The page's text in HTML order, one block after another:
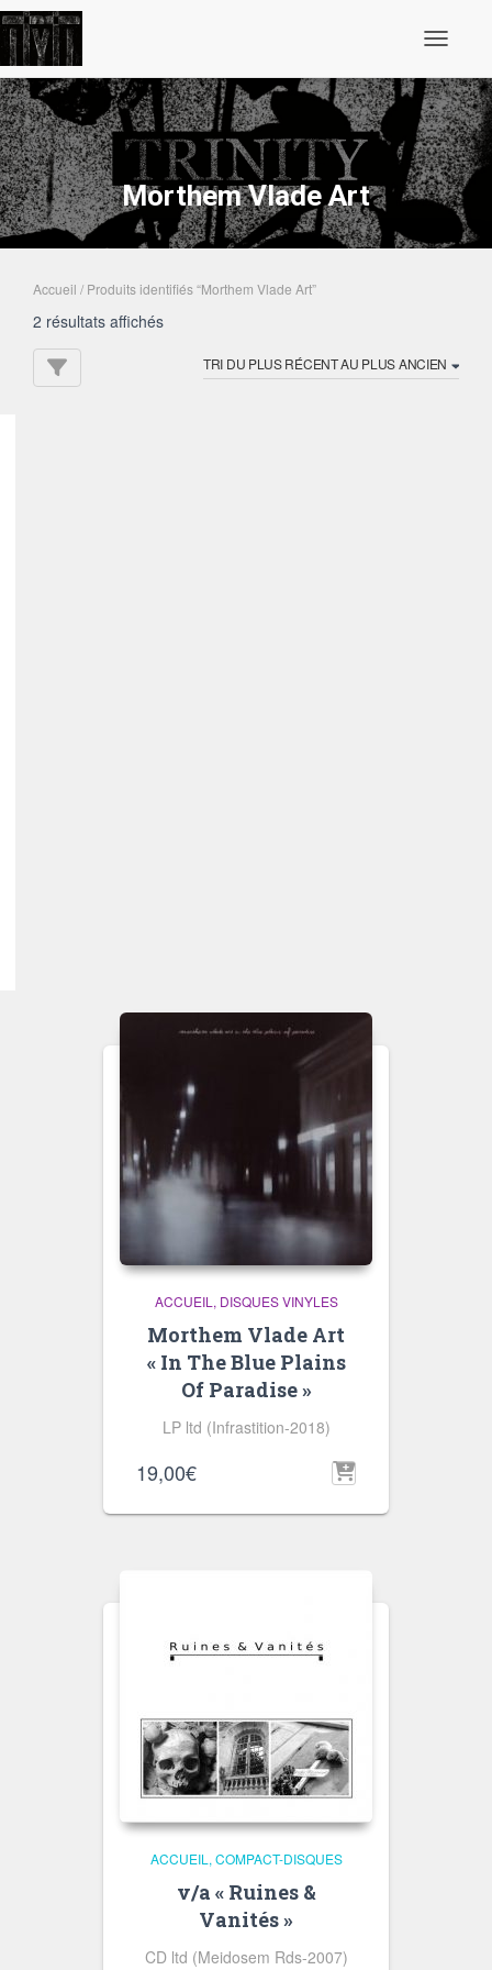
Morthem Vlade Art
Accueil / Produits identifiés “Morthem Vlade Art”
2 résultats affichésTrié
récent
ACCUEIL DISQUES VINYLES
Morthem Vlade Art
« In The Blue Plains
Of Paradise »
LP ltd (Infrastition-2018)
19,00€
ACCUEIL COMPACT-DISQUES
v/a « Ruines &
Vanités »
CD ltd (Meidosem Rds-2007)